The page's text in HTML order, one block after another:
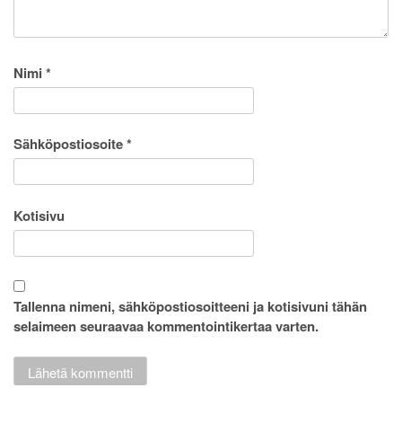
Nimi *
Sähköpostiosoite*
Kotisivu
Tallenna nimeni, sähköpostiosoitteeni ja kotisivuni tähän
selaimeen seuraavaa kommentointikertaa varten.